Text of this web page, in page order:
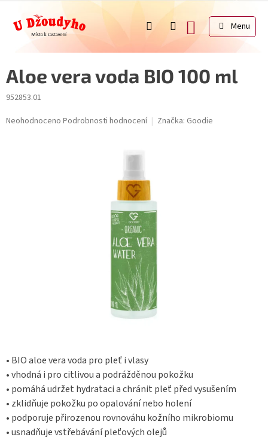
obsah
NÁKUPNÍ
KOŠÍK
Aloe vera voda BIO 100 ml
952853.01
Průměrné
Neohodnoceno Podrobnosti hodnocení Značka: Goodie
• BIO aloe vera voda pro pleť i vlasy
• vhodná i pro citlivou a podrážděnou pokožku
• pomáhá udržet hydrataci a chránit pleť před vysušením
• zklidňuje pokožku po opalování nebo holení
• podporuje přirozenou rovnováhu kožního mikrobiomu
• usnadňuje vstřebávání pleťových olejů